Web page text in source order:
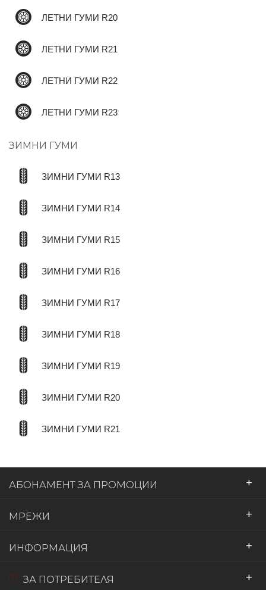
ЛЕТНИ ГУМИ R20
ЛЕТНИ ГУМИ R21
ЛЕТНИ ГУМИ R22
ЛЕТНИ ГУМИ R23
ЗИМНИ ГУМИ
ЗИМНИ ГУМИ R13
ЗИМНИ ГУМИ R14
ЗИМНИ ГУМИ R15
ЗИМНИ ГУМИ R16
ЗИМНИ ГУМИ R17
ЗИМНИ ГУМИ R18
ЗИМНИ ГУМИ R19
ЗИМНИ ГУМИ R20
ЗИМНИ ГУМИ R21
АБОНАМЕНТ ЗА ПРОМОЦИИ +
МРЕЖИ +
ИНФОРМАЦИЯ +
ЗА ПОТРЕБИТЕЛЯ +